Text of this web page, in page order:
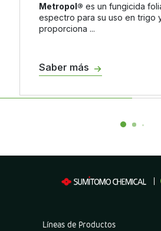
Metropol® es un fungicida
espectro para su uso en trigo
proporciona ...
Saber más
Líneas de Productos